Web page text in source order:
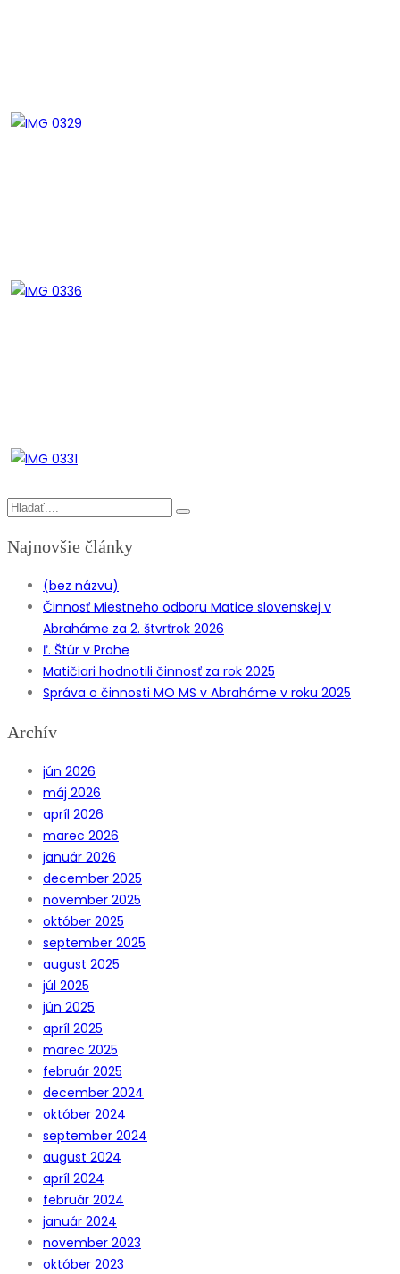
Najnovšie články
(bez názvu)
Činnosť Miestneho odboru Matice slovenskej v
Abraháme za 2. štvrťrok 2026
Ľ. Štúr v Prahe
Matičiari hodnotili činnosť za rok 2025
Správa o činnosti MO MS v Abraháme v roku 2025
Archív
jún 2026
máj 2026
apríl 2026
marec 2026
január 2026
december 2025
november 2025
október 2025
september 2025
august 2025
júl 2025
jún 2025
apríl 2025
marec 2025
február 2025
december 2024
október 2024
september 2024
august 2024
apríl 2024
február 2024
január 2024
november 2023
október 2023